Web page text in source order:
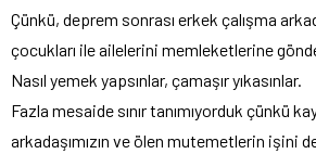
Çünkü, deprem sonrası erkek çalışma
çocukları ile ailelerini memleketlerine
Nasıl yemek yapsınlar, çamaşır yıkasınlar.
Fazla mesaide sınır tanımıyorduk çünkü
arkadaşımızın ve ölen mutemetlerin işini